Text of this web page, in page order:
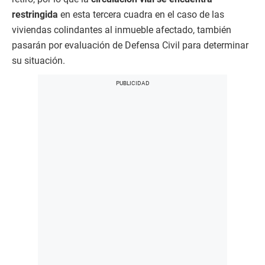
restringida en esta tercera cuadra en el caso de las
viviendas colindantes al inmueble afectado, también
pasarán por evaluación de Defensa Civil para determinar
su situación.